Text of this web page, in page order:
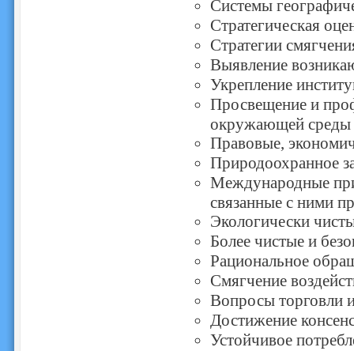
Системы
Стратегическая
Стратегии
Выявление
Укрепление
Просвещение и
окружающей среды
Правовые,
Природоохранное
Международные
связанные с ними
Экологически
Более чистые и
Рациональное
Смягчение
Вопросы торговли
Достижение
Устойчивое